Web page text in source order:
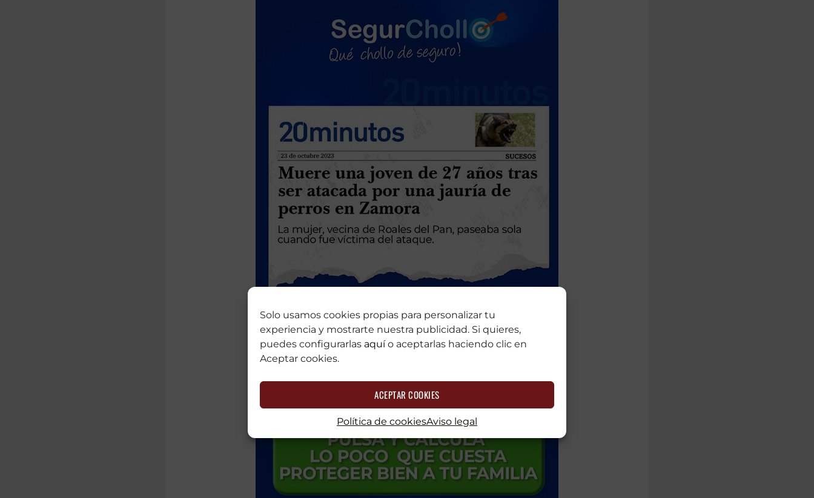
Solo usamos cookies propias para personalizar tu
experiencia y mostrarte nuestra publicidad. Si quieres,
puedes configurarlas aquío aceptarlas haciendo clic en
Aceptar cookies.
ACEPTAR COOKIES
Política de cookiesAviso legal